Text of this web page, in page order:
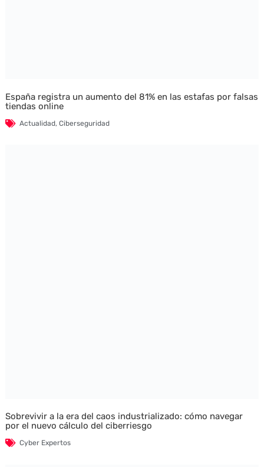
España registra un aumento del 81% en las estafas por falsas
tiendas online
Actualidad, Ciberseguridad
Sobrevivir a la era del caos industrializado: cómo navegar
por el nuevo cálculo del ciberriesgo
Cyber Expertos